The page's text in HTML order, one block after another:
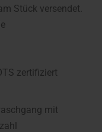
Stück versendet.
zertifiziert
mit